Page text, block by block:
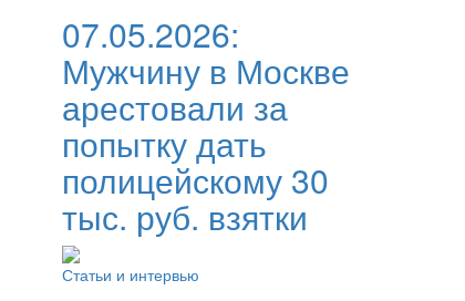
07.05.2026:
Мужчину в Москве
арестовали за
попытку дать
полицейскому 30
тыс. руб. взятки
Статьи и интервью